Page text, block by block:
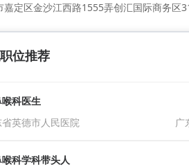
嘉定区金沙江西路1555弄创汇国际商务区
位推荐
科医生
省英德市人民医院 广
科学科带头人